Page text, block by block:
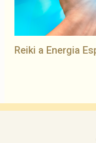
Reiki a Energia